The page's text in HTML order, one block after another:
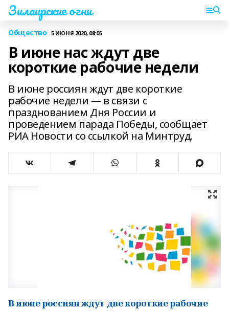
Зилаирские огни
Общество 5 ИЮНЯ 2020, 08:05
В июне нас ждут две
короткие рабочие недели
В июне россиян ждут две короткие
рабочие недели — в связи с
празднованием Дня России и
проведением парада Победы, сообщает
РИА Новости со ссылкой на Минтруд.
В июне россиян ждут две короткие рабочие